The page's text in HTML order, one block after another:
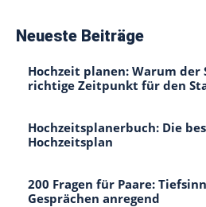
Neueste Beiträge
Hochzeit planen: Warum der
richtige Zeitpunkt für den
Hochzeitsplanerbuch: Die
Hochzeitsplan
200 Fragen für Paare:
Gesprächen anregend